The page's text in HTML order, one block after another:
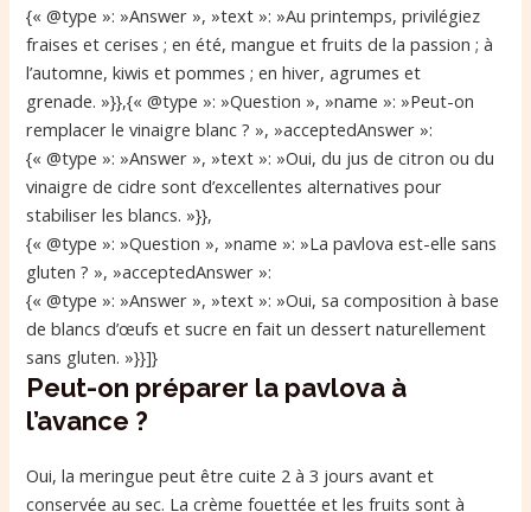
{« @type »: »Answer », »text »: »Au printemps, privilégiez
fraises et cerises ; en été, mangue et fruits de la passion ; à
l’automne, kiwis et pommes ; en hiver, agrumes et
grenade. »}},{« @type »: »Question », »name »: »Peut-on
remplacer le vinaigre blanc ? », »acceptedAnswer »:
{« @type »: »Answer », »text »: »Oui, du jus de citron ou du
vinaigre de cidre sont d’excellentes alternatives pour
stabiliser les blancs. »}},
{« @type »: »Question », »name »: »La pavlova est-elle sans
gluten ? », »acceptedAnswer »:
{« @type »: »Answer », »text »: »Oui, sa composition à base
de blancs d’œufs et sucre en fait un dessert naturellement
sans gluten. »}}]}
Peut-on préparer la pavlova à
l’avance ?
Oui, la meringue peut être cuite 2 à 3 jours avant et
conservée au sec. La crème fouettée et les fruits sont à